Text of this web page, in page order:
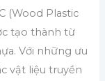
(Wood Plastic
tạo thành từ
Với những ưu
vật liệu truyền